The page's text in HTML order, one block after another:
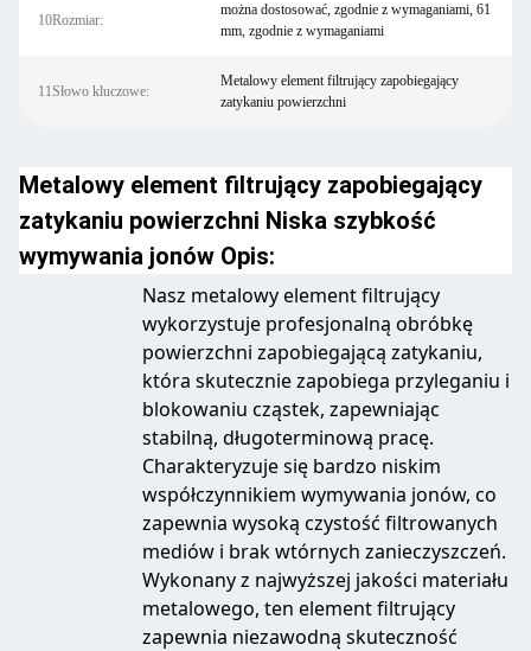
10Rozmiar:
można dostosować, zgodnie z wymaganiami, 61
mm, zgodnie z wymaganiami
11Słowo kluczowe:
Metalowy element filtrujący zapobiegający
zatykaniu powierzchni
Metalowy element filtrujący zapobiegający
zatykaniu powierzchni Niska szybkość
wymywania jonów Opis:
Nasz metalowy element filtrujący
wykorzystuje profesjonalną obróbkę
powierzchni zapobiegającą zatykaniu,
która skutecznie zapobiega przyleganiu i
blokowaniu cząstek, zapewniając
stabilną, długoterminową pracę.
Charakteryzuje się bardzo niskim
współczynnikiem wymywania jonów, co
zapewnia wysoką czystość filtrowanych
mediów i brak wtórnych zanieczyszczeń.
Wykonany z najwyższej jakości materiału
metalowego, ten element filtrujący
zapewnia niezawodną skuteczność